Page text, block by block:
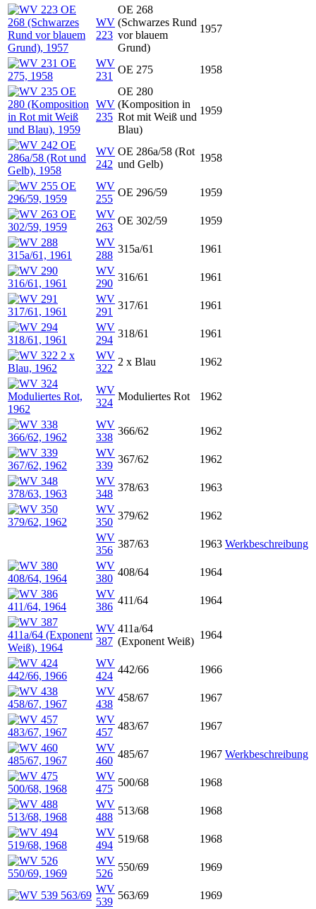
WV
223
OE 268
(Schwarzes Rund
vor blauem
Grund)
1957
WV
231
OE 275 1958
WV
235
OE 280
(Komposition in
Rot mit Weiß und
Blau)
1959
WV
242
OE 286a/58 (Rot
und Gelb)
1958
WV
255
OE 296/59
1959
WV
263
OE 302/59
1959
WV
288
315a/61
1961
WV
290
316/61
1961
WV
291
317/61
1961
WV
294
318/61
1961
WV
322
2 x Blau 1962
WV
324
Moduliertes Rot 1962
WV
338
366/62
1962
WV
339
367/62
1962
WV
348
378/63
1963
WV
350
379/62
1962
WV
356
387/63 1963 Werkbeschreibung
WV
380
408/64
1964
WV
386
411/64 1964
WV
387
411a/64
(Exponent Weiß)
1964
WV
424
442/66
1966
WV
438
458/67
1967
WV
457
483/67
1967
WV
460
485/67 1967 Werkbeschreibung
WV
475
500/68
1968
WV
488
513/68
1968
WV
494
519/68
1968
WV
526
550/69
1969
WV
539
563/69 1969